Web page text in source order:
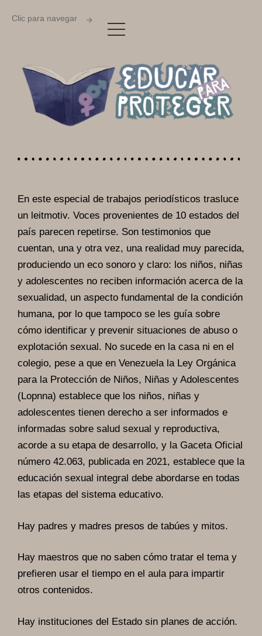
Clic para navegar
En este especial de trabajos periodísticos trasluce
un leitmotiv. Voces provenientes de 10 estados del
país parecen repetirse. Son testimonios que
cuentan, una y otra vez, una realidad muy parecida,
produciendo un eco sonoro y claro: los niños, niñas
y adolescentes no reciben información acerca de la
sexualidad, un aspecto fundamental de la condición
humana, por lo que tampoco se les guía sobre
cómo identificar y prevenir situaciones de abuso o
explotación sexual. No sucede en la casa ni en el
colegio, pese a que en Venezuela la Ley Orgánica
para la Protección de Niños, Niñas y Adolescentes
(Lopnna) establece que los niños, niñas y
adolescentes tienen derecho a ser informados e
informadas sobre salud sexual y reproductiva,
acorde a su etapa de desarrollo, y la Gaceta Oficial
número 42.063, publicada en 2021, establece que la
educación sexual integral debe abordarse en todas
las etapas del sistema educativo.
Hay padres y madres presos de tabúes y mitos.
Hay maestros que no saben cómo tratar el tema y
prefieren usar el tiempo en el aula para impartir
otros contenidos.
Hay instituciones del Estado sin planes de acción.